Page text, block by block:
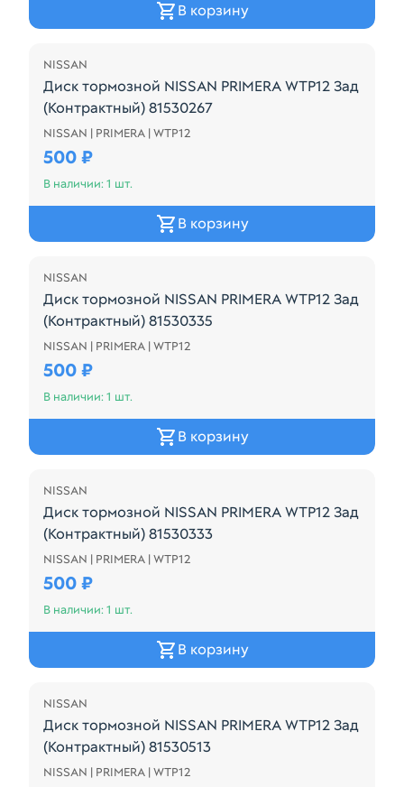
В корзину
NISSAN
Диск тормозной NISSAN PRIMERA WTP12 Зад
(Контрактный) 81530267
Диск тормозной NISSAN PRIMERA WTP12 Зад
NISSAN | PRIMERA | WTP12
500 ₽
В наличии: 1 шт.
В корзину
NISSAN
Диск тормозной NISSAN PRIMERA WTP12 Зад
(Контрактный) 81530335
Диск тормозной NISSAN PRIMERA WTP12 Зад
NISSAN | PRIMERA | WTP12
500 ₽
В наличии: 1 шт.
В корзину
NISSAN
Диск тормозной NISSAN PRIMERA WTP12 Зад
(Контрактный) 81530333
Диск тормозной NISSAN PRIMERA WTP12 Зад
NISSAN | PRIMERA | WTP12
500 ₽
В наличии: 1 шт.
В корзину
NISSAN
Диск тормозной NISSAN PRIMERA WTP12 Зад
(Контрактный) 81530513
Диск тормозной NISSAN PRIMERA WTP12 Зад
NISSAN | PRIMERA | WTP12